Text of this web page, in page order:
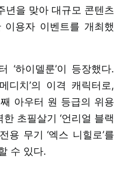
년을 맞아 대규모 콘텐츠
이용자 이벤트를 개최했
‘하이델룬’이 등장했다.
디치’의 이격 캐릭터로,
아우터 원 등급의 위용
초필살기 ‘언리얼 블랙
용 무기 ‘엑스 니힐로’를
수 있다.